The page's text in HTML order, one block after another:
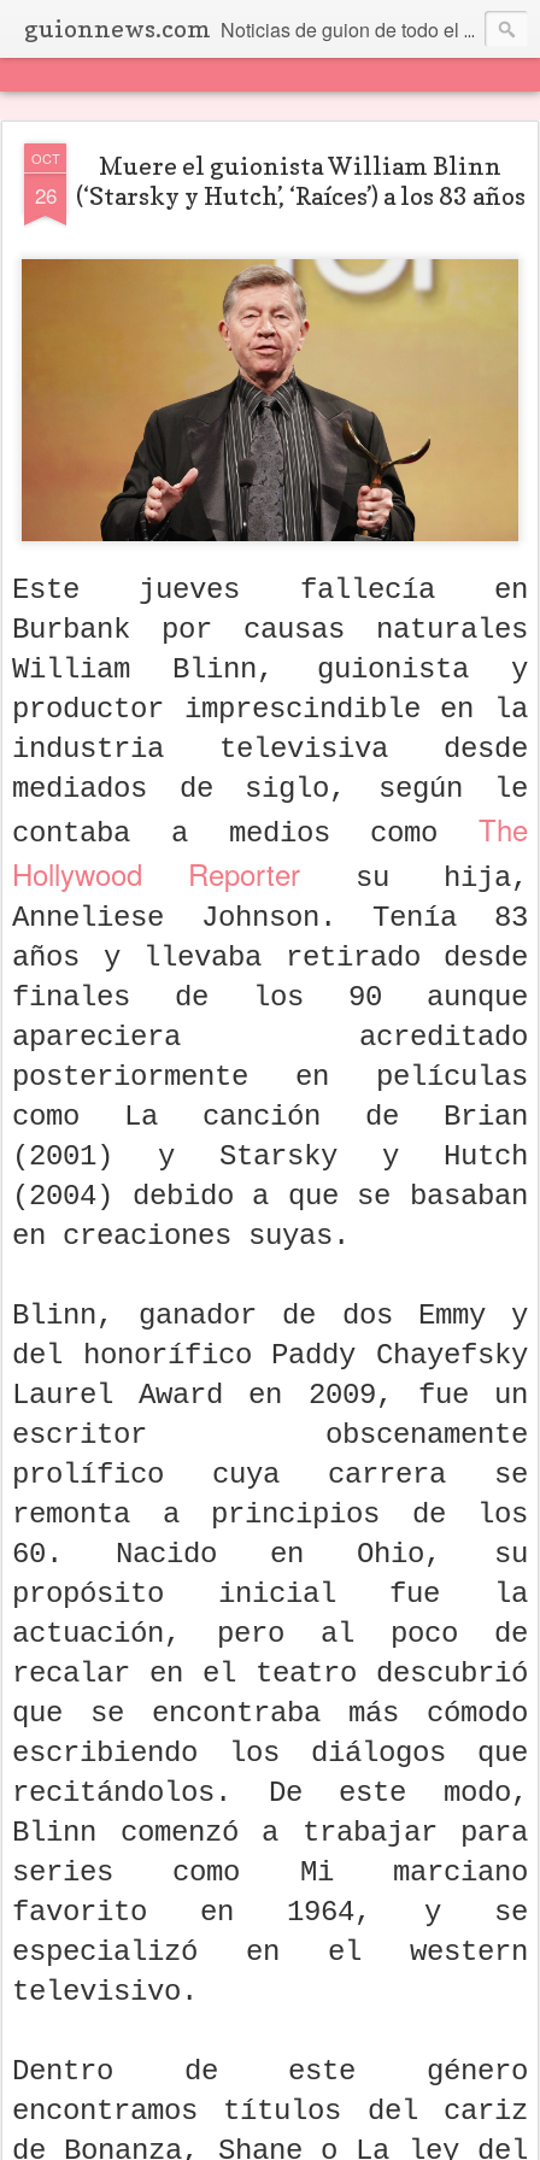
guionnews.com Noticias de guion de todo el mundo... Y más.
OCT
26
Muere el guionista William Blinn
(‘Starsky y Hutch’, ‘Raíces’) a los 83 años
Este jueves fallecía en
Burbank por causas naturales
William Blinn, guionista y
productor imprescindible en la
industria televisiva desde
mediados de siglo, según le
contaba a medios como The
Hollywood Reporter su hija,
Anneliese Johnson. Tenía 83
años y llevaba retirado desde
finales de los 90 aunque
apareciera acreditado
posteriormente en películas
como La canción de Brian
(2001) y Starsky y Hutch
(2004) debido a que se basaban
en creaciones suyas.
Blinn, ganador de dos Emmy y
del honorífico Paddy Chayefsky
Laurel Award en 2009, fue un
escritor obscenamente
prolífico cuya carrera se
remonta a principios de los
60. Nacido en Ohio, su
propósito inicial fue la
actuación, pero al poco de
recalar en el teatro descubrió
que se encontraba más cómodo
escribiendo los diálogos que
recitándolos. De este modo,
Blinn comenzó a trabajar para
series como Mi marciano
favorito en 1964, y se
especializó en el western
televisivo.
Dentro de este género
encontramos títulos del cariz
de Bonanza, Shane o La ley del